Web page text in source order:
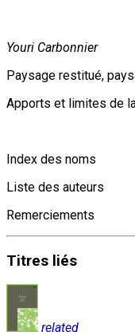
Youri Carbonnier
Paysage restitué,
Apports et limites de
Index des noms
Liste des auteurs
Remerciements
Titres liés
related